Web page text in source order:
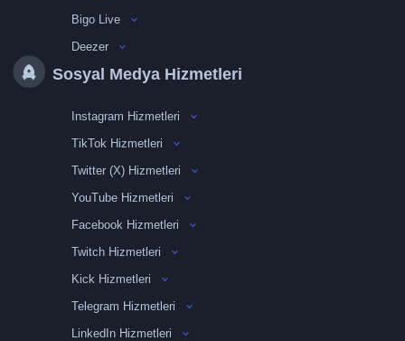
Bigo Live
Deezer
Sosyal Medya Hizmetleri
Instagram Hizmetleri
TikTok Hizmetleri
Twitter (X) Hizmetleri
YouTube Hizmetleri
Facebook Hizmetleri
Twitch Hizmetleri
Kick Hizmetleri
Telegram Hizmetleri
LinkedIn Hizmetleri